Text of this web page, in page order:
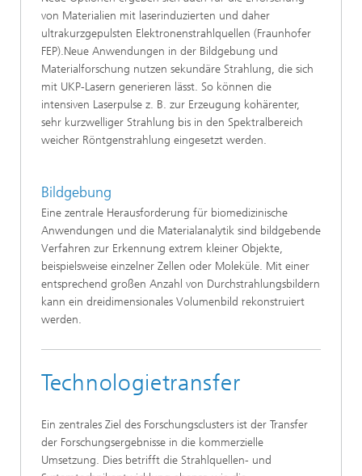
von Materialien mit laserinduzierten und daher
ultrakurzgepulsten Elektronenstrahlquellen (Fraunhofer
FEP).Neue Anwendungen in der Bildgebung und
Materialforschung nutzen sekundäre Strahlung, die sich
mit UKP-Lasern generieren lässt. So können die
intensiven Laserpulse z. B. zur Erzeugung kohärenter,
sehr kurzwelliger Strahlung bis in den Spektralbereich
weicher Röntgenstrahlung eingesetzt werden.
Bildgebung
Eine zentrale Herausforderung für biomedizinische
Anwendungen und die Materialanalytik sind bildgebende
Verfahren zur Erkennung extrem kleiner Objekte,
beispielsweise einzelner Zellen oder Moleküle. Mit einer
entsprechend großen Anzahl von Durchstrahlungsbildern
kann ein dreidimensionales Volumenbild rekonstruiert
werden.
Technologietransfer
Ein zentrales Ziel des Forschungsclusters ist der Transfer
der Forschungsergebnisse in die kommerzielle
Umsetzung. Dies betrifft die Strahlquellen- und